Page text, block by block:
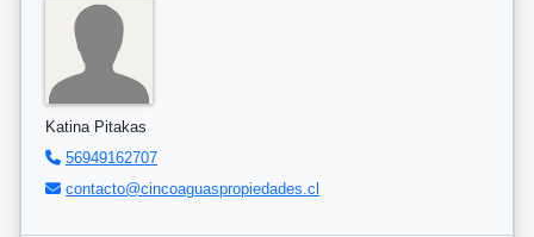
Katina Pitakas
56949162707
contacto@cincoaguaspropiedades.cl